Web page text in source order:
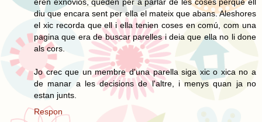
diu que encara sent per ella el mateix que abans. Aleshores
el xic recorda que ell i ella tenien coses en comú, com una
pagina que era de buscar parelles i deia que ella no li done
als cors.
Jo crec que un membre d'una parella siga xic o xica no a
de manar a les decisions de l'altre, i menys quan ja no
estan junts.
Respon